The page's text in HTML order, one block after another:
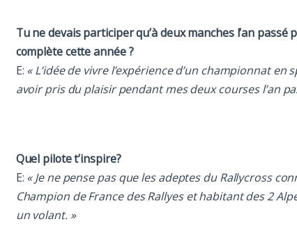
Tu ne devais participer qu’à deux manches l’an
complète cette année ?
E: « L’idée de vivre l’expérience d’un championnat
avoir pris du plaisir pendant mes deux courses l’an
Quel pilote t’inspire?
E: « Je ne pense pas que les adeptes du Rallycross
Champion de France des Rallyes et habitant des 2
un volant. »